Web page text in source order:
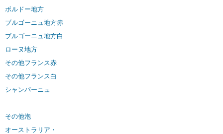
ボルドー地方
ブルゴーニュ地方赤
ブルゴーニュ地方白
ローヌ地方
その他フランス赤
その他フランス白
シャンパーニュ
その他泡
オーストラリア・